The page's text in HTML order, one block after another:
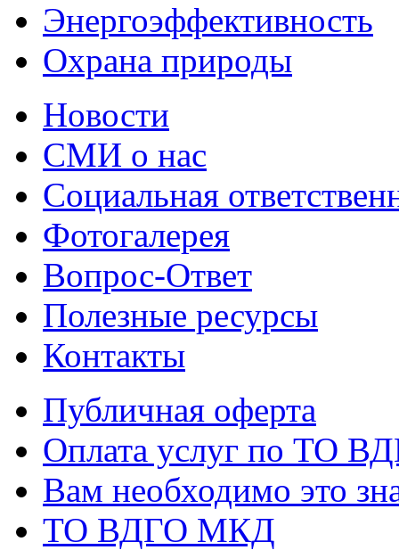
Энергоэффективность
Охрана природы
Новости
СМИ о нас
Социальная
Фотогалерея
Вопрос-Ответ
Полезные ресурсы
Контакты
Публичная оферта
Оплата услуг по ТО
Вам необходимо это
ТО ВДГО МКД